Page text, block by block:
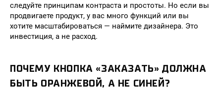
следуйте принципам контраста и простоты. Но если вы
продвигаете продукт, у вас много функций или вы
хотите масштабироваться — наймите дизайнера. Это
инвестиция, а не расход.
ПОЧЕМУ КНОПКА «ЗАКАЗАТЬ» ДОЛЖНА
БЫТЬ ОРАНЖЕВОЙ, А НЕ СИНЕЙ?